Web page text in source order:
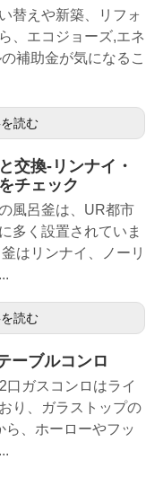
替えや新築、リフォ
、エコジョーズ,エネ
補助金が気になるこ
読む
交換-リンナイ・
チェック
風呂釜は、UR都市
多く設置されていま
はリンナイ、ノーリ
読む
ーブルコンロ
口ガスコンロはライ
り、ガラストップの
、ホーローやフッ